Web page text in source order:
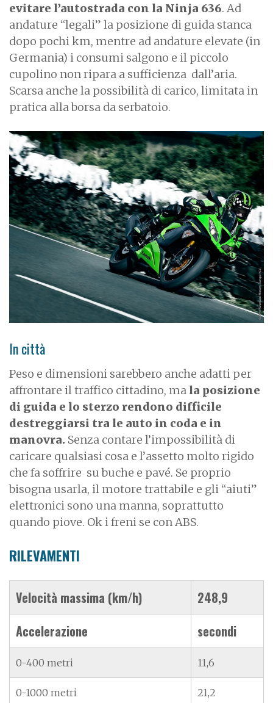
evitare l’autostrada con la Ninja 636. Ad
andature “legali” la posizione di guida stanca
dopo pochi km, mentre ad andature elevate (in
Germania) i consumi salgono e il piccolo
cupolino non ripara a sufficienza dall’aria.
Scarsa anche la possibilità di carico, limitata in
pratica alla borsa da serbatoio.
In città
Peso e dimensioni sarebbero anche adatti per
affrontare il traffico cittadino, ma la posizione
di guida e lo sterzo rendono difficile
destreggiarsi tra le auto in coda e in
manovra. Senza contare l’impossibilità di
caricare qualsiasi cosa e l’assetto molto rigido
che fa soffrire su buche e pavé. Se proprio
bisogna usarla, il motore trattabile e gli “aiuti”
elettronici sono una manna, soprattutto
quando piove. Ok i freni se con ABS.
RILEVAMENTI
Velocità massima (km/h)
248,9
Accelerazione
secondi
0-400 metri 11,6
0-1000 metri 21,2